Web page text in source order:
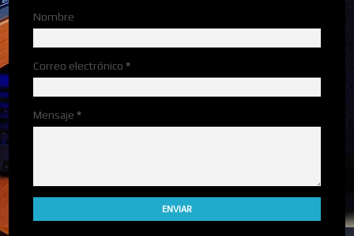
Nombre
Correo electrónico*
Mensaje*